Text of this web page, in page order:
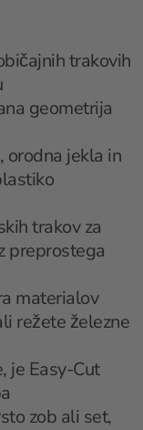
trakovih
geometrija
orodna jekla in
trakov za
preprostega
materialov
režete železne
je Easy-Cut
zob ali set,